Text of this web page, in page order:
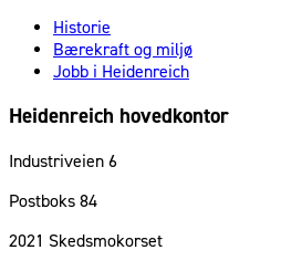
Historie
Bærekraft og miljø
Jobb i Heidenreich
Heidenreich hovedkontor
Industriveien 6
Postboks 84
2021 Skedsmokorset